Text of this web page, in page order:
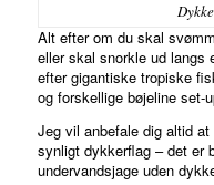
Alt efter om du skal
eller skal snorkle ud langs
efter gigantiske tropiske
og forskellige bøjeline set-
Jeg vil anbefale dig altid
synligt dykkerflag – det er
undervandsjage uden